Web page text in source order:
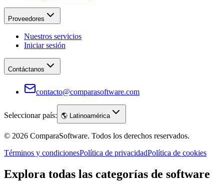
Proveedores
Nuestros servicios
Iniciar sesión
Contáctanos
contacto@comparasoftware.com
Seleccionar país: 🌎 Latinoamérica
© 2026 ComparaSoftware. Todos los derechos reservados.
Términos y condicionesPolítica de privacidadPolítica de cookies
Explora todas las categorías de software